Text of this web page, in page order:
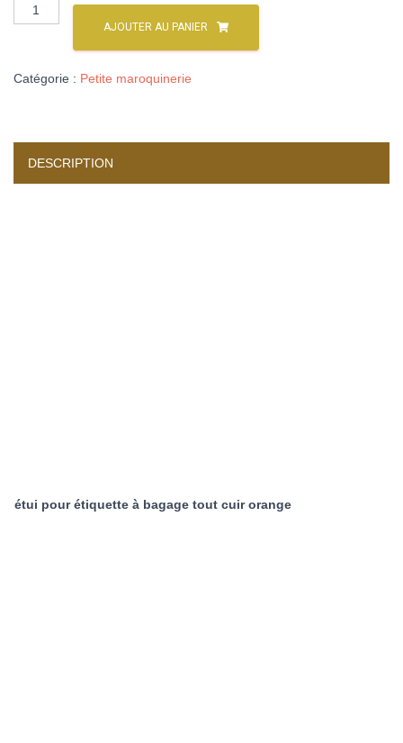
AJOUTER AU PANIER
Catégorie : Petite maroquinerie
DESCRIPTION
étui pour étiquette à bagage tout cuir orange